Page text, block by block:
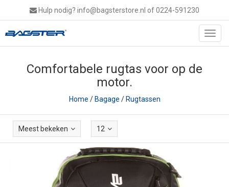
Hulp nodig? info@bagsterstore.nl of 0224-591230
Comfortabele rugtas voor op de
motor.
Home /Bagage /Rugtassen
Meest bekeken 12